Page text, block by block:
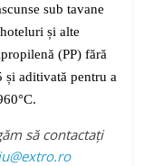
sub tavane
și alte
(PP) fără
aditivată pentru a
să contactați